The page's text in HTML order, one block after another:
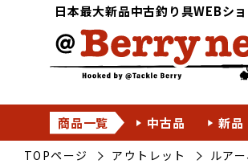
日本最大新品中古釣り具WEBシ
商品一覧 中古品 新品
TOPページ アウトレット ルア